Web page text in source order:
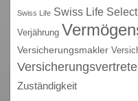
Swiss Life Swiss Life Select
Verjährung
Versicherungsmakler
Zuständigkeit